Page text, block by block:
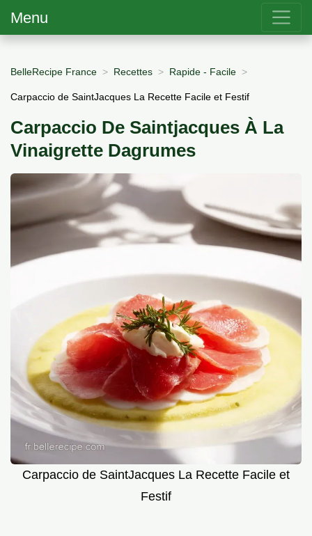
Menu
BelleRecipe France Recettes Rapide - Facile
Carpaccio de SaintJacques La Recette Facile et Festif
Carpaccio De Saintjacques À La
Vinaigrette Dagrumes
Carpaccio de SaintJacques La Recette Facile et
Festif